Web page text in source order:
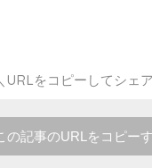
URLをコピーしてシェ
の記事のURLをコピー